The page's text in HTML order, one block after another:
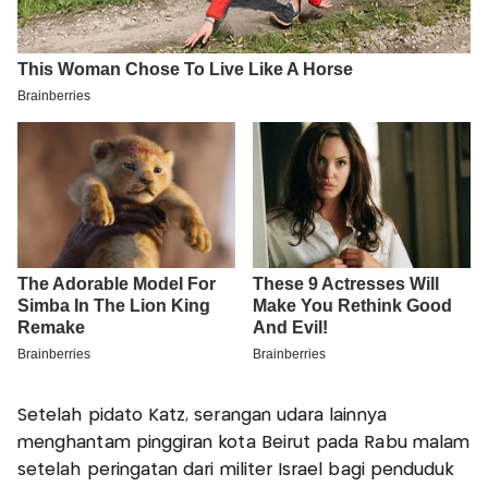
Setelah pidato Katz, serangan udara lainnya
menghantam pinggiran kota Beirut pada Rabu malam
setelah peringatan dari militer Israel bagi penduduk